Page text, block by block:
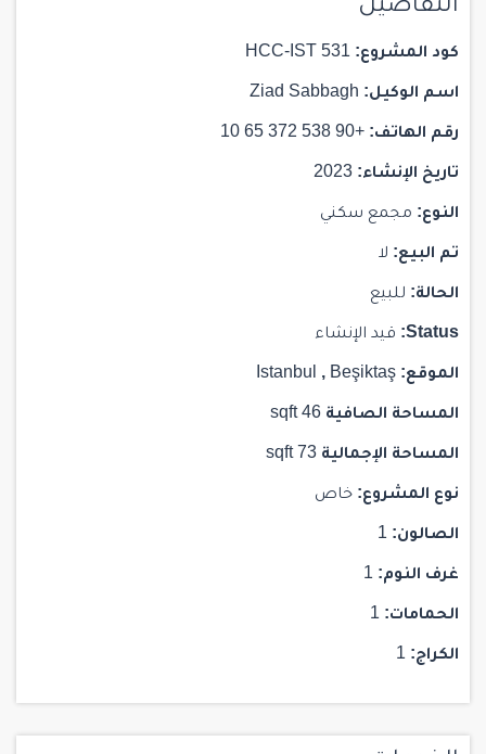
التفاصيل
كود المشروع:
اسم الوكيل:
رقم الهاتف: +90 538 372 65 10
تاريخ الإنشاء:
النوع: مجمع سكني
تم البيع:
الحالة:
Status: قيد الإنشاء
الموقع: Istanbul , Beşiktaş
المساحة الصافية
المساحة الإجمالية
نوع المشروع: خاص
الصالون:
غرف النوم:
الحمامات:
الكراج: